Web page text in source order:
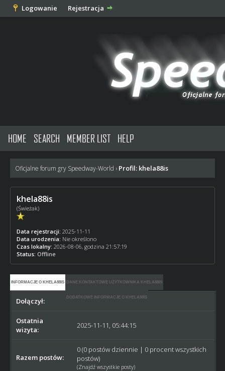
Logowanie Rejestracja
HOME SEARCH MEMBER LIST HELP
Oficjalne forum gry Speedway-World › Profil: khela88is
khela88is
(Świeżak)
Data rejestracji: 2025-11-11
Data urodzenia: Nie określono
Czas lokalny: 2026-08-06, godzina 21:57:19
Status: Offline
INFORMACJE O KHELA88IS DANE KONTAKTOWE UŻYTKOWNIKA KHELA88IS
DODATKOWE INFORMACJE O KHELA88IS
Dołączył: 2025-11-11
Ostatnia
wizyta:
2025-11-11, 05:44:15
Razem postów:
0 (0 postów dziennie | 0 procent wszystkich
postów)
(Znajdź wszystkie posty)